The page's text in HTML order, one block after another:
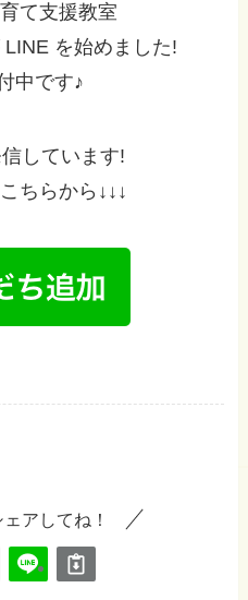
て支援教室
LINE を始めました!
中です♪
しています!
ちらから↓↓↓
アしてね！